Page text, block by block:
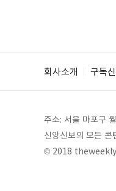
회사소개 구독
주소: 서울 마포구
신앙신보의 모든
© 2018